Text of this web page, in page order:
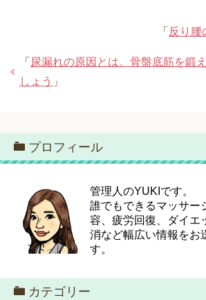
「 反り腰
「 尿漏れの原因とは。骨盤底筋を鍛
しょう 」
プロフィール
管理人のYUKIです。
誰でもできるマッサー
容、疲労回復、ダイエ
消など幅広い情報をお
す。
カテゴリー